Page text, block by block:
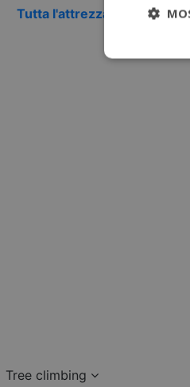
Tutta l'attrezzatura
Tree climbing